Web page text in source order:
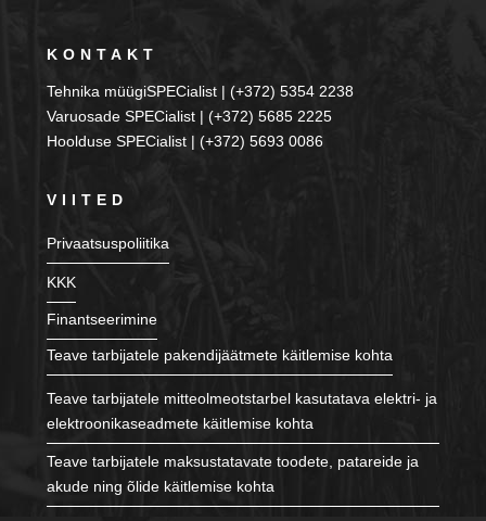
KONTAKT
Tehnika müügiSPECialist | (+372) 5354 2238
Varuosade SPECialist | (+372) 5685 2225
Hoolduse SPECialist | (+372) 5693 0086
VIITED
Privaatsuspoliitika
KKK
Finantseerimine
Teave tarbijatele pakendijäätmete käitlemise kohta
Teave tarbijatele mitteolmeotstarbel kasutatava elektri- ja
elektroonikaseadmete käitlemise kohta
Teave tarbijatele maksustatavate toodete, patareide ja
akude ning õlide käitlemise kohta